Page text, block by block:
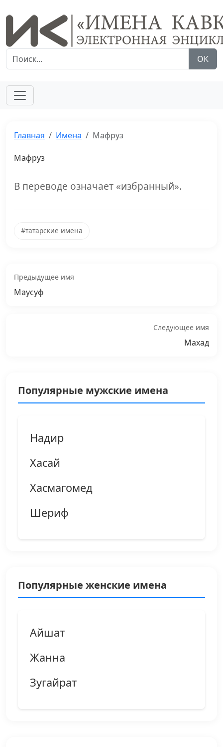
ОК
Главная Имена Мафруз
Мафруз
В переводе означает «избранный».
#татарские имена
Предыдущее имя
Маусуф
Следующее имя
Махад
Популярные мужские имена
Надир
Хасай
Хасмагомед
Шериф
Популярные женские имена
Айшат
Жанна
Зугайрат